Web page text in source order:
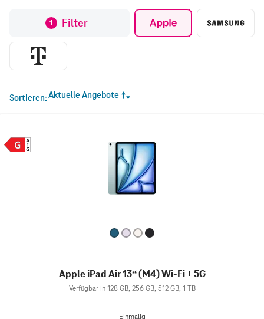
1 Filter
Sortieren Aktuelle Angebote
Apple iPad Air 13“ (M4) Wi-Fi + 5G
Verfügbar in 128 GB, 256 GB, 512 GB, 1 TB
Einmalig